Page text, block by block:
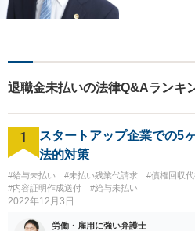
ーションを重
を図りながら
導いてまいりま
退職金未払いの法律Q&Aランキ
1
スタートアップ企業での5
法的対策
#給与未払い #未払い残業代請求 #債権回収
#内容証明作成送付
#給与未払い
2022年12月3日
労働・雇用に強い弁護士